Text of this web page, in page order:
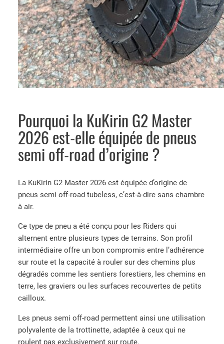
Pourquoi la KuKirin G2 Master
2026 est-elle équipée de pneus
semi off-road d’origine ?
La KuKirin G2 Master 2026 est équipée d’origine de
pneus semi off-road tubeless, c’est-à-dire sans chambre
à air.
Ce type de pneu a été conçu pour les Riders qui
alternent entre plusieurs types de terrains. Son profil
intermédiaire offre un bon compromis entre l’adhérence
sur route et la capacité à rouler sur des chemins plus
dégradés comme les sentiers forestiers, les chemins en
terre, les graviers ou les surfaces recouvertes de petits
cailloux.
Les pneus semi off-road permettent ainsi une utilisation
polyvalente de la trottinette, adaptée à ceux qui ne
roulent pas exclusivement sur route.